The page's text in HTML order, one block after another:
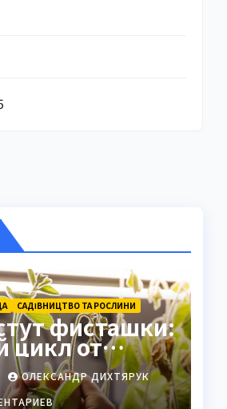
САДІВНИЦТВО ТА РОСЛИНИ
фисташки:
цикл от
спелого
ОЛЕКСАНДР ДИХТЯРУК